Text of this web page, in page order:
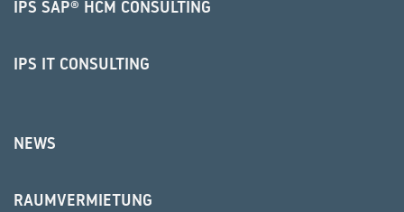
IPS SAP® HCM CONSULTING
IPS IT CONSULTING
NEWS
RAUMVERMIETUNG